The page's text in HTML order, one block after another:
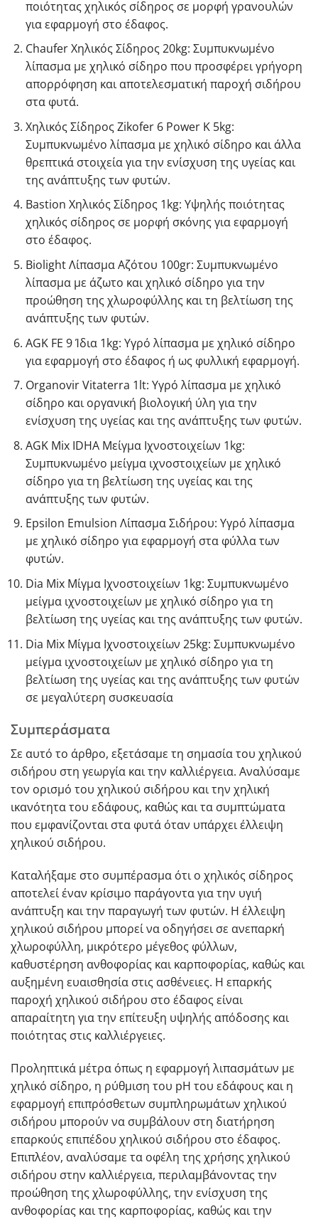
ποιότητας χηλικός σίδηρος σε μορφή γρανουλών
για εφαρμογή στο έδαφος.
Chaufer Χηλικός Σίδηρος 20kg: Συμπυκνωμένο
λίπασμα με χηλικό σίδηρο που προσφέρει γρήγορη
απορρόφηση και αποτελεσματική παροχή σιδήρου
στα φυτά.
Χηλικός Σίδηρος Zikofer 6 Power K 5kg:
Συμπυκνωμένο λίπασμα με χηλικό σίδηρο και άλλα
θρεπτικά στοιχεία για την ενίσχυση της υγείας και
της ανάπτυξης των φυτών.
Bastion Χηλικός Σίδηρος 1kg: Υψηλής ποιότητας
χηλικός σίδηρος σε μορφή σκόνης για εφαρμογή
στο έδαφος.
Biolight Λίπασμα Αζότου 100gr: Συμπυκνωμένο
λίπασμα με άζωτο και χηλικό σίδηρο για την
προώθηση της χλωροφύλλης και τη βελτίωση της
ανάπτυξης των φυτών.
AGK FE 9 Ίδια 1kg: Υγρό λίπασμα με χηλικό σίδηρο
για εφαρμογή στο έδαφος ή ως φυλλική εφαρμογή.
Organovir Vitaterra 1lt: Υγρό λίπασμα με χηλικό
σίδηρο και οργανική βιολογική ύλη για την
ενίσχυση της υγείας και της ανάπτυξης των φυτών.
AGK Mix IDHA Μείγμα Ιχνοστοιχείων 1kg:
Συμπυκνωμένο μείγμα ιχνοστοιχείων με χηλικό
σίδηρο για τη βελτίωση της υγείας και της
ανάπτυξης των φυτών.
Epsilon Emulsion Λίπασμα Σιδήρου: Υγρό λίπασμα
με χηλικό σίδηρο για εφαρμογή στα φύλλα των
φυτών.
Dia Mix Μίγμα Ιχνοστοιχείων 1kg: Συμπυκνωμένο
μείγμα ιχνοστοιχείων με χηλικό σίδηρο για τη
βελτίωση της υγείας και της ανάπτυξης των φυτών.
Dia Mix Μίγμα Ιχνοστοιχείων 25kg: Συμπυκνωμένο
μείγμα ιχνοστοιχείων με χηλικό σίδηρο για τη
βελτίωση της υγείας και της ανάπτυξης των φυτών
σε μεγαλύτερη συσκευασία
Συμπεράσματα
Σε αυτό το άρθρο, εξετάσαμε τη σημασία του χηλικού
σιδήρου στη γεωργία και την καλλιέργεια. Αναλύσαμε
τον ορισμό του χηλικού σιδήρου και την χηλική
ικανότητα του εδάφους, καθώς και τα συμπτώματα
που εμφανίζονται στα φυτά όταν υπάρχει έλλειψη
χηλικού σιδήρου.
Καταλήξαμε στο συμπέρασμα ότι ο χηλικός σίδηρος
αποτελεί έναν κρίσιμο παράγοντα για την υγιή
ανάπτυξη και την παραγωγή των φυτών. Η έλλειψη
χηλικού σιδήρου μπορεί να οδηγήσει σε ανεπαρκή
χλωροφύλλη, μικρότερο μέγεθος φύλλων,
καθυστέρηση ανθοφορίας και καρποφορίας, καθώς και
αυξημένη ευαισθησία στις ασθένειες. Η επαρκής
παροχή χηλικού σιδήρου στο έδαφος είναι
απαραίτητη για την επίτευξη υψηλής απόδοσης και
ποιότητας στις καλλιέργειες.
Προληπτικά μέτρα όπως η εφαρμογή λιπασμάτων με
χηλικό σίδηρο, η ρύθμιση του pH του εδάφους και η
εφαρμογή επιπρόσθετων συμπληρωμάτων χηλικού
σιδήρου μπορούν να συμβάλουν στη διατήρηση
επαρκούς επιπέδου χηλικού σιδήρου στο έδαφος.
Επιπλέον, αναλύσαμε τα οφέλη της χρήσης χηλικού
σιδήρου στην καλλιέργεια, περιλαμβάνοντας την
προώθηση της χλωροφύλλης, την ενίσχυση της
ανθοφορίας και της καρποφορίας, καθώς και την